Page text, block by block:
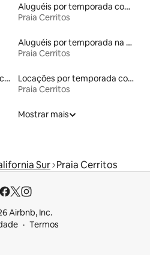
Aluguéis por temporada com acesso à praia
Praia Cerritos
Aluguéis por temporada na orla
Praia Cerritos
Aluguéis de espaços que aceitam animais de estimação
Locações por temporada com piscina
Praia Cerritos
Mostrar mais
Sur Praia Cerritos
Airbnb, Inc.
Termos